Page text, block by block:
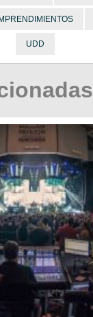
UDD